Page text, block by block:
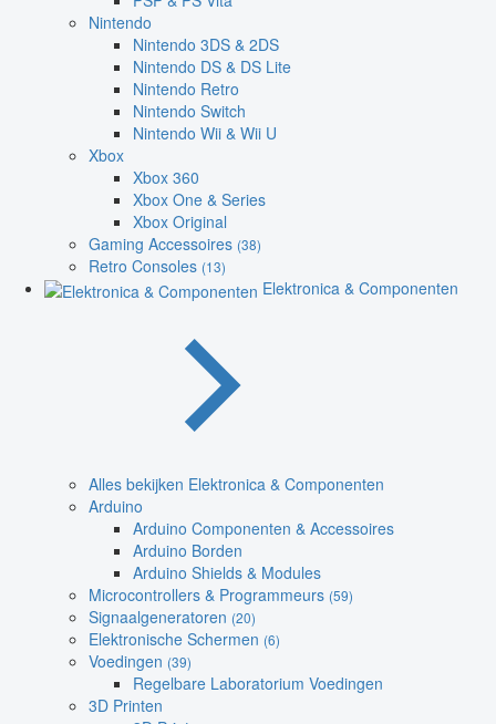
Nintendo
Nintendo 3DS & 2DS
Nintendo DS & DS Lite
Nintendo Retro
Nintendo Switch
Nintendo Wii & Wii U
Xbox
Xbox 360
Xbox One & Series
Xbox Original
Gaming Accessoires (38)
Retro Consoles (13)
Elektronica & Componenten
Alles bekijken Elektronica & Componenten
Arduino
Arduino Componenten & Accessoires
Arduino Borden
Arduino Shields & Modules
Microcontrollers & Programmeurs (59)
Signaalgeneratoren (20)
Elektronische Schermen (6)
Voedingen (39)
Regelbare Laboratorium Voedingen
3D Printen